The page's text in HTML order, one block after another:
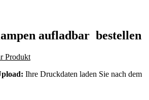
aufladbar bestellen
Produkt
Ihre Druckdaten laden Sie nach dem